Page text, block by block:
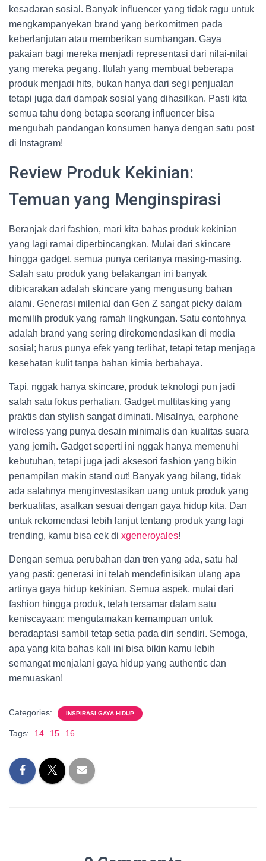
kesadaran sosial. Banyak influencer yang tidak ragu untuk
mengkampanyekan brand yang berkomitmen pada
keberlanjutan atau memberikan sumbangan. Gaya
pakaian bagi mereka menjadi representasi dari nilai-nilai
yang mereka pegang. Itulah yang membuat beberapa
produk menjadi hits, bukan hanya dari segi penjualan
tetapi juga dari dampak sosial yang dihasilkan. Pasti kita
semua tahu dong betapa seorang influencer bisa
mengubah pandangan konsumen hanya dengan satu post
di Instagram!
Review Produk Kekinian:
Temuan yang Menginspirasi
Beranjak dari fashion, mari kita bahas produk kekinian
yang lagi ramai diperbincangkan. Mulai dari skincare
hingga gadget, semua punya ceritanya masing-masing.
Salah satu produk yang belakangan ini banyak
dibicarakan adalah skincare yang mengusung bahan
alami. Generasi milenial dan Gen Z sangat picky dalam
memilih produk yang ramah lingkungan. Satu contohnya
adalah brand yang sering direkomendasikan di media
sosial; harus punya efek yang terlihat, tetapi tetap menjaga
kesehatan kulit tanpa bahan kimia berbahaya.
Tapi, nggak hanya skincare, produk teknologi pun jadi
salah satu fokus perhatian. Gadget multitasking yang
praktis dan stylish sangat diminati. Misalnya, earphone
wireless yang punya desain minimalis dan kualitas suara
yang jernih. Gadget seperti ini nggak hanya memenuhi
kebutuhan, tetapi juga jadi aksesori fashion yang bikin
penampilan makin stand out! Banyak yang bilang, tidak
ada salahnya menginvestasikan uang untuk produk yang
berkualitas, asalkan sesuai dengan gaya hidup kita. Dan
untuk rekomendasi lebih lanjut tentang produk yang lagi
trending, kamu bisa cek di xgeneroyales!
Dengan semua perubahan dan tren yang ada, satu hal
yang pasti: generasi ini telah mendefinisikan ulang apa
artinya gaya hidup kekinian. Semua aspek, mulai dari
fashion hingga produk, telah tersamar dalam satu
keniscayaan; mengutamakan kemampuan untuk
beradaptasi sambil tetap setia pada diri sendiri. Semoga,
apa yang kita bahas kali ini bisa bikin kamu lebih
semangat menjalani gaya hidup yang authentic dan
memuaskan!
Categories: INSPIRASI GAYA HIDUP
Tags: 14 15 16